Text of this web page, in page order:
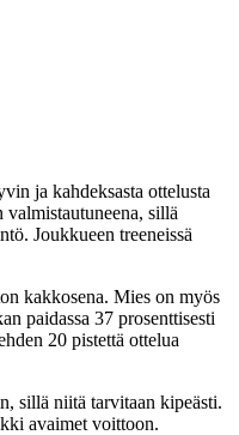
ja kahdeksasta ottelusta
sillä
Joukkueen treeneissä
kakkosena. Mies on myös
paidassa 37 prosenttisesti
20 pistettä ottelua
sillä niitä tarvitaan kipeästi.
avaimet voittoon.